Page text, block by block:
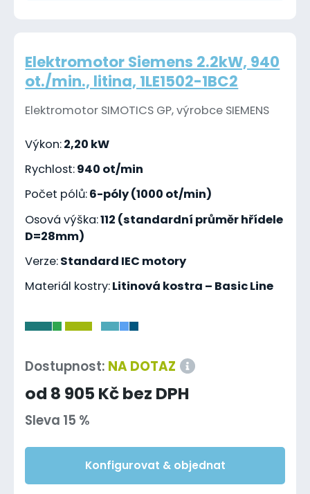
Elektromotor Siemens 2.2kW, 940
ot./min., litina, 1LE1502-1BC2
Elektromotor SIMOTICS GP, výrobce SIEMENS
Výkon:2,20 kW
Rychlost:940 ot/min
Počet pólů:6-póly (1000 ot/min)
Osová výška:112 (standardní průměr hřídele
D=28mm)
Verze:Standard IEC motory
Materiál kostry:Litinová kostra – Basic Line
Dostupnost: NA DOTAZ
od 8 905 Kč bez DPH
Sleva 15 %
Konfigurovat & objednat